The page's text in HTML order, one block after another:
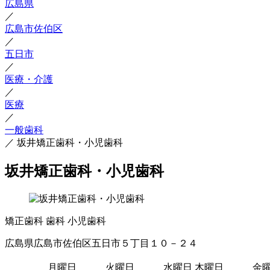
広島県
／
広島市佐伯区
／
五日市
／
医療・介護
／
医療
／
一般歯科
／ 坂井矯正歯科・小児歯科
坂井矯正歯科・小児歯科
矯正歯科 歯科 小児歯科
広島県広島市佐伯区五日市５丁目１０－２４
月曜日 火曜日 水曜日 木曜日 金